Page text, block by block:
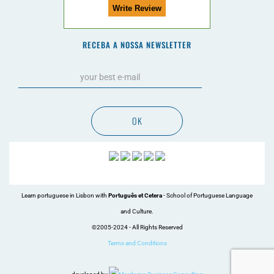
RECEBA A NOSSA NEWSLETTER
OK
Learn portuguese in Lisbon with Português et Cetera- School of Portuguese Language
and Culture.
©2005-2024 - All Rights Reserved
Terms and Conditions